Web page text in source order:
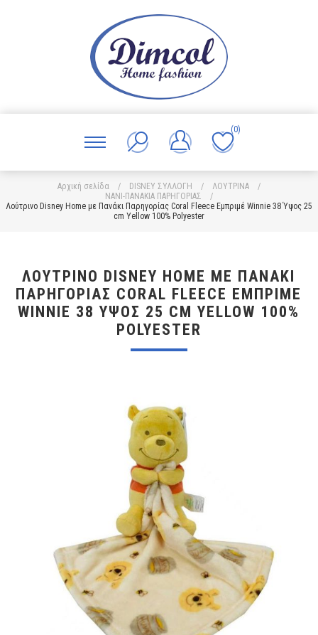
(0)
Αρχική σελίδα / DISNEY ΣΥΛΛΟΓΗ / ΛΟΥΤΡΙΝΑ
/
ΝΑΝΙ-ΠΑΝΑΚΙΑ ΠΑΡΗΓΟΡΙΑΣ
/
Λούτρινο Disney Home με Πανάκι Παρηγορίας Coral Fleece Εμπριμέ Winnie 38 Ύψος 25
cm Yellow 100% Polyester
ΛΟΎΤΡΙΝΟ DISNEY HOME ΜΕ ΠΑΝΆΚΙ
ΠΑΡΗΓΟΡΊΑΣ CORAL FLEECE ΕΜΠΡΙΜΈ
WINNIE 38 ΎΨΟΣ 25 CM YELLOW 100%
POLYESTER